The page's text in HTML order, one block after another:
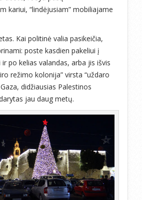
kariui, “lindėjusiam” mobiliajame
Kai politinė valia pasikeičia,
poste kasdien pakeliui į
po kelias valandas, arba jis išvis
režimo kolonija” virsta “uždaro
didžiausias Palestinos
jau daug metų.